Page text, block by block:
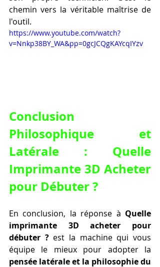
chemin vers la véritable maîtrise de
l'outil.
https://www.youtube.com/watch?
v=Nnkp38BY_WA&pp=0gcJCQgKAYcqIYzv
Conclusion
Philosophique et
Latérale : Quelle
Imprimante 3D Acheter
pour Débuter ?
En conclusion, la réponse à Quelle
imprimante 3D acheter pour
débuter ? est la machine qui vous